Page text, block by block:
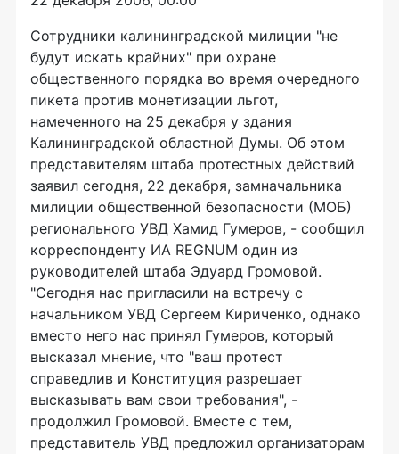
Сотрудники калининградской милиции "не
будут искать крайних" при охране
общественного порядка во время очередного
пикета против монетизации льгот,
намеченного на 25 декабря у здания
Калининградской областной Думы. Об этом
представителям штаба протестных действий
заявил сегодня, 22 декабря, замначальника
милиции общественной безопасности (МОБ)
регионального УВД Хамид Гумеров, - сообщил
корреспонденту ИА REGNUM один из
руководителей штаба Эдуард Громовой.
"Сегодня нас пригласили на встречу с
начальником УВД Сергеем Кириченко, однако
вместо него нас принял Гумеров, который
высказал мнение, что "ваш протест
справедлив и Конституция разрешает
высказывать вам свои требования", -
продолжил Громовой. Вместе с тем,
представитель УВД предложил организаторам